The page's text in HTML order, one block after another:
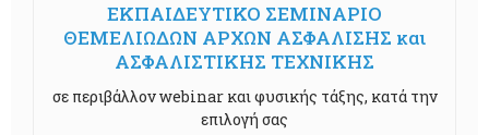
ΕΚΠΑΙΔΕΥΤΙΚΟ ΣΕΜΙΝΑΡΙΟ
ΘΕΜΕΛΙΩΔΩΝ ΑΡΧΩΝ ΑΣΦΑΛΙΣΗΣ και
ΑΣΦΑΛΙΣΤΙΚΗΣ ΤΕΧΝΙΚΗΣ
σε περιβάλλον webinar και φυσικής τάξης, κατά την
επιλογή σας